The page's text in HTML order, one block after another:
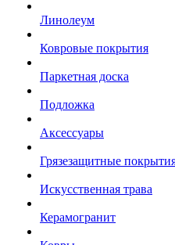
Линолеум
Ковровые покрытия
Паркетная доска
Подложка
Аксессуары
Грязезащитные
Искусственная трава
Керамогранит